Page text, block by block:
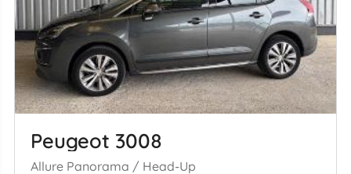
Peugeot 3008
Allure Panorama / Head-Up